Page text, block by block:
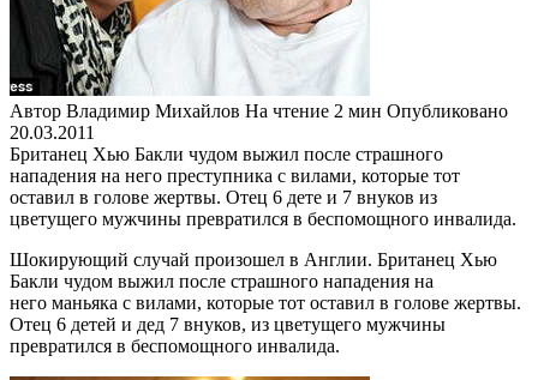
Автор Владимир Михайлов На чтение 2 мин Опубликовано
20.03.2011
Британец Хью Бакли чудом выжил после страшного
нападения на него преступника с вилами, которые тот
оставил в голове жертвы. Отец 6 дете и 7 внуков из
цветущего мужчины превратился в беспомощного инвалида.
Шокирующий случай произошел в Англии. Британец Хью
Бакли чудом выжил после страшного нападения на
него маньяка с вилами, которые тот оставил в голове жертвы.
Отец 6 детей и дед 7 внуков, из цветущего мужчины
превратился в беспомощного инвалида.